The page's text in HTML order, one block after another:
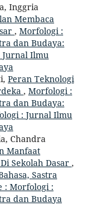
Inggria
Membaca
, Morfologi :
dan Budaya:
Jurnal Ilmu
Peran Teknologi
, Morfologi :
dan Budaya:
: Jurnal Ilmu
Chandra
Manfaat
Sekolah Dasar ,
Sastra
: Morfologi :
dan Budaya